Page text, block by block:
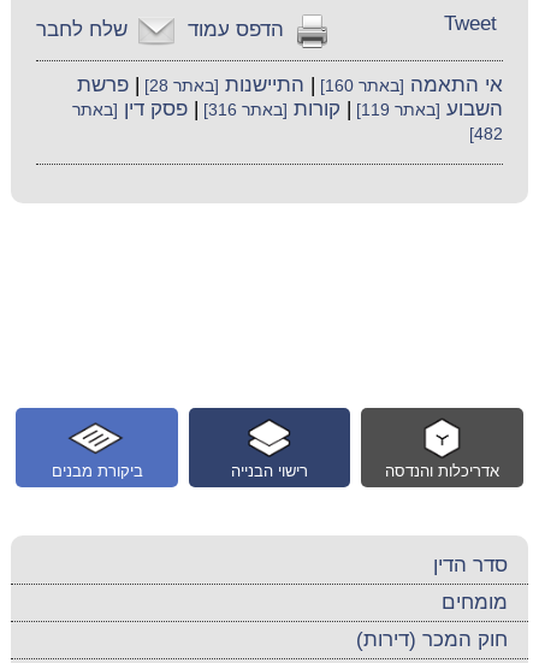
שלח לחבר הדפס עמוד Tweet
אי התאמה [באתר 160] התיישנות [באתר 28] |פרשת
השבוע [באתר 119] קורות [באתר 316] |פסק דין [באתר
482]
ביקורת מבנים רישוי הבנייה אדריכלות והנדסה
סדר הדין
מומחים
חוק המכר (דירות)